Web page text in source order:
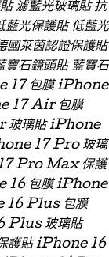
濾藍光玻璃貼 抗
藍光保護貼 低藍光
國萊茵認證保護貼
寶石鏡頭貼 藍寶石
17 包膜 iPhone
17 Air 包膜
玻璃貼 iPhone
17 Pro 玻璃
Pro Max 保護
16 包膜 iPhone
16 Plus 包膜
Plus 玻璃貼
護貼 iPhone 16